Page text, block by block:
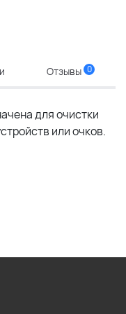
Отзывы 0
для очистки
или очков.